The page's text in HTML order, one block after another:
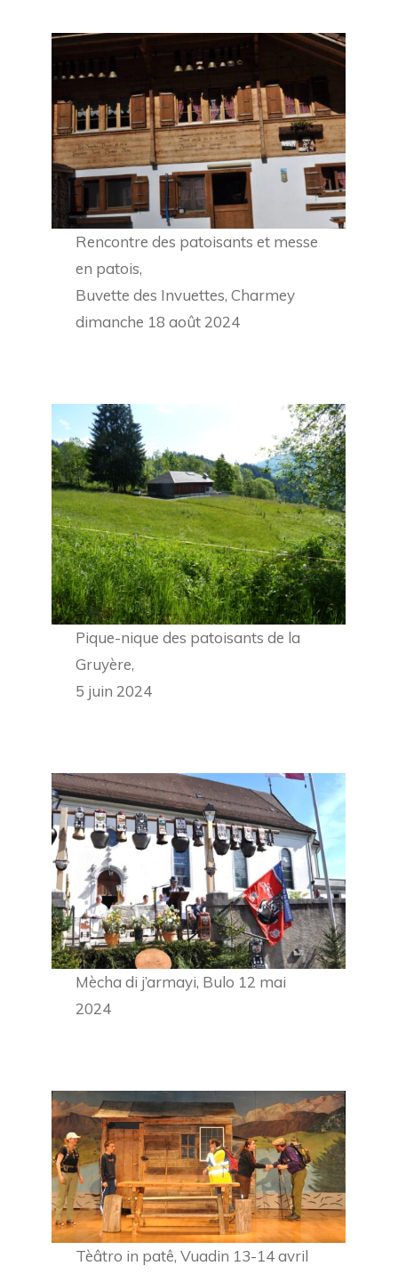
Rencontre des patoisants et messe
en patois,
Buvette des Invuettes, Charmey
dimanche 18 août 2024
Pique-nique des patoisants de la
Gruyère,
5 juin 2024
Mècha di j’armayi, Bulo 12 mai
2024
Tèâtro in patê, Vuadin 13-14 avril